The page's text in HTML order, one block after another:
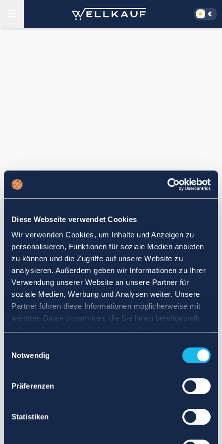
Diese Webseite verwendet Cookies
Wir verwenden Cookies, um Inhalte und Anzeigen zu
personalisieren, Funktionen für soziale Medien anbieten
zu können und die Zugriffe auf unsere Website zu
analysieren. Außerdem geben wir Informationen zu Ihrer
Verwendung unserer Website an unsere Partner für
soziale Medien, Werbung und Analysen weiter. Unsere
Partner führen diese Informationen möglicherweise mit
weiteren Daten zusammen, die Sie ihnen bereitgestellt
Notwendig
Präferenzen
Statistiken